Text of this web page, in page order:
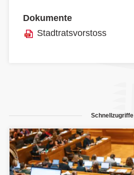
Dokumente
Stadtratsvorstoss
Schnellzugriffe